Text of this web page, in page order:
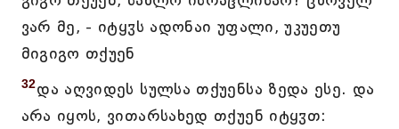
ვარ მე, - იტყჳს ადონაი უფალი, უკუეთუ
მიგიგო თქუენ
32და აღვიდეს სულსა თქუენსა ზედა ესე. და
არა იყოს, ვითარსახედ თქუენ იტყჳთ: